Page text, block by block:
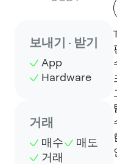
보내기 · 받기
App
Hardware
거래
매수
매도
거래